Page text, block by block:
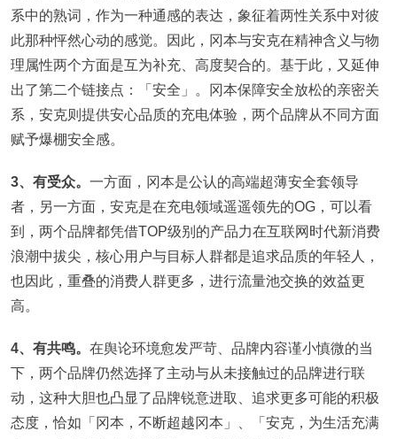
系中的熟词，作为一种通感的表达，象征着两性关系中对彼
此那种怦然心动的感觉。因此，冈本与安克在精神含义与物
理属性两个方面是互为补充、高度契合的。基于此，又延伸
出了第二个链接点：「安全」。冈本保障安全放松的亲密关
系，安克则提供安心品质的充电体验，两个品牌从不同方面
赋予爆棚安全感。
3、有受众。 一方面，冈本是公认的高端超薄安全套领导
者，另一方面，安克是在充电领域遥遥领先的OG，可以看
到，两个品牌都凭借TOP级别的产品力在互联网时代新消费
浪潮中拔尖，核心用户与目标人群都是追求品质的年轻人，
也因此，重叠的消费人群更多，进行流量池交换的效益更
高。
4、有共鸣。 在舆论环境愈发严苛、品牌内容谨小慎微的当
下，两个品牌仍然选择了主动与从未接触过的品牌进行联
动，这种大胆也凸显了品牌锐意进取、追求更多可能的积极
态度，恰如「冈本，不断超越冈本」、「安克，为生活充满